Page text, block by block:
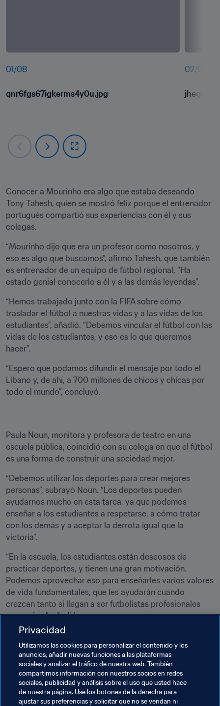
01 /08
qnr6fgs67igkerms4y0u.jpg
02/08
Conocer a Mourinho era algo que estaba deseando
Tony Tahesh, quien se mostró feliz porque el entrenador
portugués compartió sus experiencias con él y sus
colegas.
“Mourinho dijo que era un profesor como nosotros, y
eso es algo que buscamos”, afirmó Tahesh, que también
es entrenador de un equipo de fútbol regional. “Ha
estado genial conocerlo a él y a las demás leyendas”.
“Hemos trabajado junto con la FIFA sobre cómo
trasladar el fútbol a nuestras vidas y a las vidas de los
estudiantes”, añadió. “Debemos vincular el fútbol con las
vidas de los estudiantes, y eso es lo que queremos
hacer”.
“Espero que podamos difundir el mensaje por todo el
Líbano y, de ahí, a 700 millones de chicos y chicas por
todo el mundo”, concluyó.
Paula Noun, monitora y profesora de teatro en una
escuela pública, coincidió con su colega en que el fútbol
es una forma de construir una sociedad mejor.
“Debemos utilizar los deportes para crear mejores
personas”, subrayó Noun. “Los deportes pueden
ayudarnos mucho en esta tarea, ya que podemos
enseñar a los estudiantes a respetarse, a cómo tratar
con los demás y a aceptar la derrota igual que la
victoria”.
“En la escuela, los estudiantes están deseosos de
practicar deportes, y tienen una gran motivación.
Podemos aprovechar eso para enseñarles varios valores
de vida fundamentales, que les ayudarán cuando
crezcan tanto si llegan a ser futbolistas profesionales
como si no”, añadió.
Sin duda, Noun y sus colegas transmitirán el mensaje de
Mourinho y las demás FIFA Legends a sus alumnos para
ayudarles a convertirse en mejores futbolistas; y
también les transmitirán las importantes habilidades
para la vida aprendidas durante un día memorable y muy
especial para muchos jóvenes jugadores libaneses.
Privacidad
Utilizamos las cookies para personalizar el contenido y los
anuncios, añadir nuevas funciones a las plataformas
sociales y analizar el tráfico de nuestra web. También
compartimos información con nuestros socios en redes
sociales, publicidad y análisis sobre el uso que usted hace
de nuestra página. Use los botones de la derecha para
ajustar sus preferencias y solicitar que no se vendan ni